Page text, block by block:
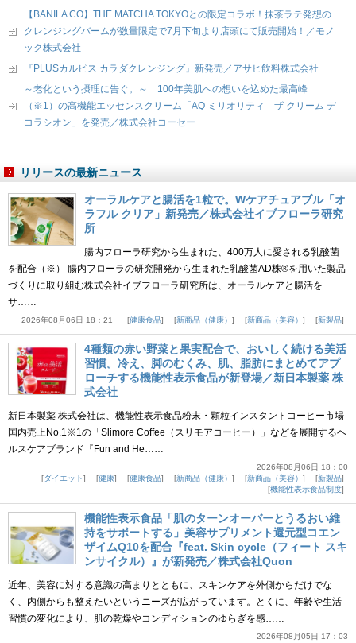
【BANILA CO】THE MATCHA TOKYOとの限定コラボ！抹茶ラテ発想の
クレンジングバームが数量限定で7月下旬より店頭にて販売開始！／モノ
ック株式会社
『PLUSカルピス カラダクレンジング』新発売／アサヒ飲料株式会社
～老化という摂理に告ぐ。～ 100年美肌への想いを込めた最高峰
（※1）の高機能エッセンスクリーム「AQ ミリオリティ ザ クリーム デ
コラシオン」を発売／株式会社コーセー
リリースの最新ニュース
オーラルケアと腸活を1粒で。Wケアチュアブル「オ
ラフル クリア」新発売／株式会社イブフローラ研究
所
腸内フローラ研究から生まれた、400万人に愛される乳酸菌
を配合（※） 腸内フローラの研究開発から生まれた乳酸菌AD株®を用いた製品
づくりに取り組む株式会社イブフローラ研究所は、オーラルケアと腸活を
サ……
2026年08月06日 18：21 健康食品 新商品（健康） 新商品（美容） 新製品
4種類の赤い野菜と果実配合で、おいしく続ける美活
習慣。冷え、脚のむくみ、肌、脂肪にまとめてアプ
ローチする機能性表示食品が新登場／新日本製薬 株
式会社
新日本製薬 株式会社は、機能性表示食品粉末・顆粒インスタントコーヒー市場
国内売上No.1※1の「Slimore Coffee（スリモアコーヒー）」などを展開するヘ
ルスケアブランド『Fun and He……
2026年08月06日 18：00
ダイエット
健康 健康食品 新商品（健康） 新商品（美容）
新製品
機能性表示食品制度
機能性表示食品「肌のターンオーバーとうるおい維
持をサポートする」美容サプリメント還元型コエン
ザイムQ10を配合『feat. Skin cycle（フィート スキ
ンサイクル）』が新発売／株式会社Quon
近年、美容に対する意識の高まりとともに、スキンケアを外側からだけでな
く、内側からも整えたいというニーズが広がっています。とくに、年齢や生活
習慣の変化により、肌の乾燥やコンディションのゆらぎを感……
2026年08月05日 17：03